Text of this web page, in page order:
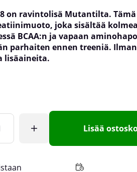
on ravintolisä Mutantilta.
joka sisältää
BCAA:n ja vapaan
parhaiten ennen treeniä. Ilman
lisäaineita.
Lisää